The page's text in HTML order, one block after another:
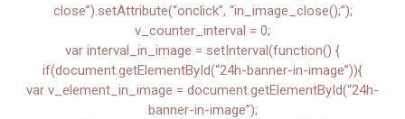
close”).setAttribute(“onclick”, “in_image_close();”);
v_counter_interval = 0;
var interval_in_image = setInterval(function() {
if(document.getElementById(“24h-banner-in-image”)){
var v_element_in_image = document.getElementById(“24h-
banner-in-image”);